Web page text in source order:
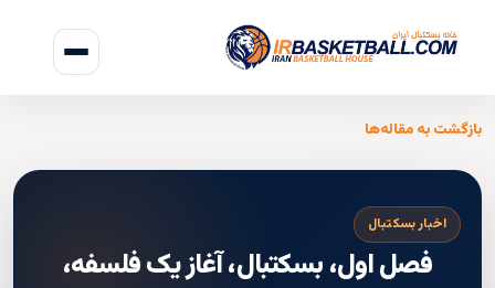
بازگشت به مقاله‌ها
اخبار بسکتبال
فصل اول، بسکتبال، آغاز یک فلسفه،